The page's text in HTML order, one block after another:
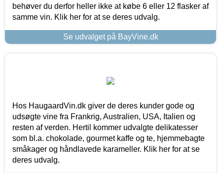
behøver du derfor heller ikke at købe 6 eller 12 flasker af
samme vin. Klik her for at se deres udvalg.
Se udvalget på BayVine.dk
Hos HaugaardVin.dk giver de deres kunder gode og
udsøgte vine fra Frankrig, Australien, USA, Italien og
resten af verden. Hertil kommer udvalgte delikatesser
som bl.a. chokolade, gourmet kaffe og te, hjemmebagte
småkager og håndlavede karameller. Klik her for at se
deres udvalg.